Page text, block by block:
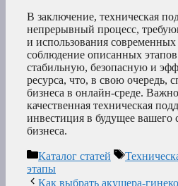
В заключение, техническая
непрерывный процесс,
и использования
соблюдение описанных этапов
стабильную, безопасную и
ресурса, что, в свою очередь,
бизнеса в онлайн-среде.
качественная техническая
инвестиция в будущее вашего
бизнеса.
Рубрики
Каталог статей Метки
этапы
Как выбрать акушера-